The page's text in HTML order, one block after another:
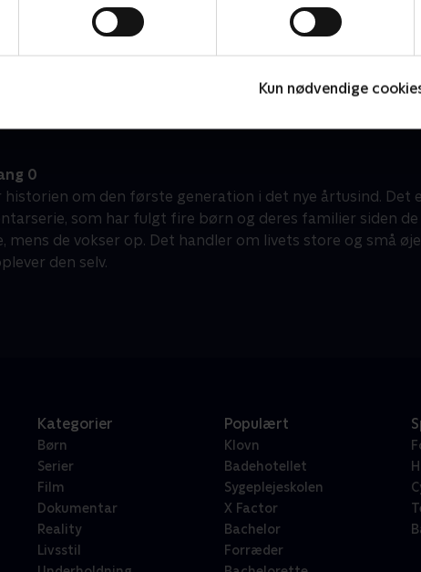
Kun nødvendige
Årgang 20
0
historien om den første generation i det nye årtusind. Det
som har fulgt fire børn og deres familier siden
mens de vokser op. Det handler om livets store og små
den selv.
Kategorier
Børn
Serier
Film
Dokumentar
Reality
Livsstil
Populært
Klovn
Badehotellet
Sygeplejeskolen
X Factor
Bachelor
Forræder